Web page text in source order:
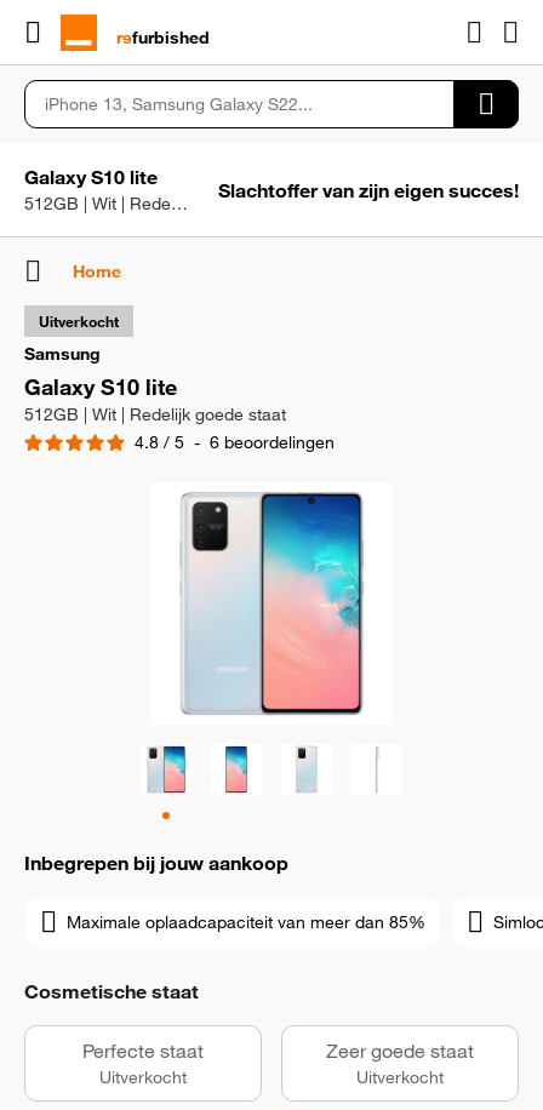
rɘfurbished
Galaxy S10 lite
512GB | Wit | Redelijk goede staat
Slachtoffer van zijn eigen succes!
Home
Samsung
Galaxy S10 lite
512GB | Wit | Redelijk goede staat
4.8 / 5 - 6 beoordelingen
Uitverkocht
Inbegrepen bij jouw aankoop
Maximale oplaadcapaciteit van meer dan 85%
Cosmetische staat
Perfecte staat
Uitverkocht
Zeer goede staat
Uitverkocht